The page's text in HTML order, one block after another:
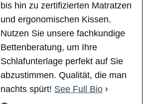
bis hin zu zertifizierten Matratzen
und ergonomischen Kissen.
Nutzen Sie unsere fachkundige
Bettenberatung, um Ihre
Schlafunterlage perfekt auf Sie
abzustimmen. Qualität, die man
nachts spürt! See Full Bio